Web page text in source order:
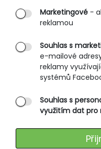
Marketingové -
reklamou
Souhlas s
e-mailové
reklamy
systémů
Souhlas s
využitím dat pro
PRŮVODCE
Obchodní podmínky
Rozměrové tabulky
Způsoby doručení
Ochrana osobních údajů
SLUŽBY ZÁKAZNÍKŮM